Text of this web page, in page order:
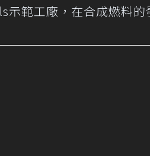
示範工廠，在合成燃料的